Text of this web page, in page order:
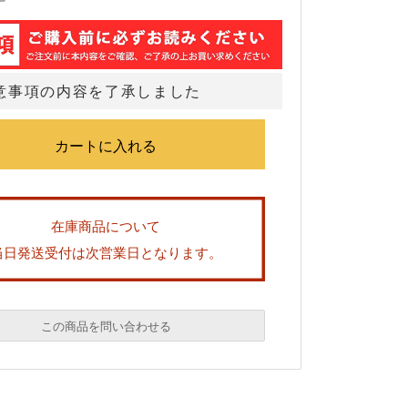
事項の内容を了承しました
在庫商品について
日発送受付は次営業日となります。
この商品を問い合わせる